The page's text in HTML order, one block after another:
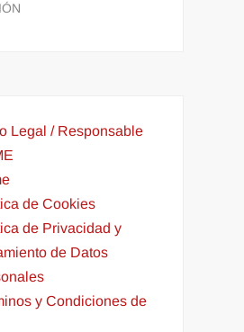
Legal / Responsable
de Cookies
de Privacidad y
de Datos
y Condiciones de